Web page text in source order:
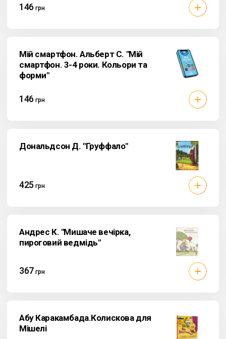
146 грн
Мій смартфон. Альберт С. "Мій
смартфон. 3-4 роки. Кольори та
форми"
146 грн
Дональдсон Д. "Груффало"
425 грн
Андрес К. "Мишаче вечірка,
пироговий ведмідь"
367 грн
Абу Каракамбада.Колискова для
Мішелі